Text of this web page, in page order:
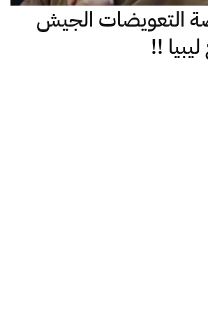
التعويضات الجيش
!!